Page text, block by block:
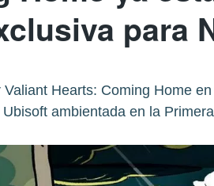
para
Hearts: Coming Home
ambientada en la